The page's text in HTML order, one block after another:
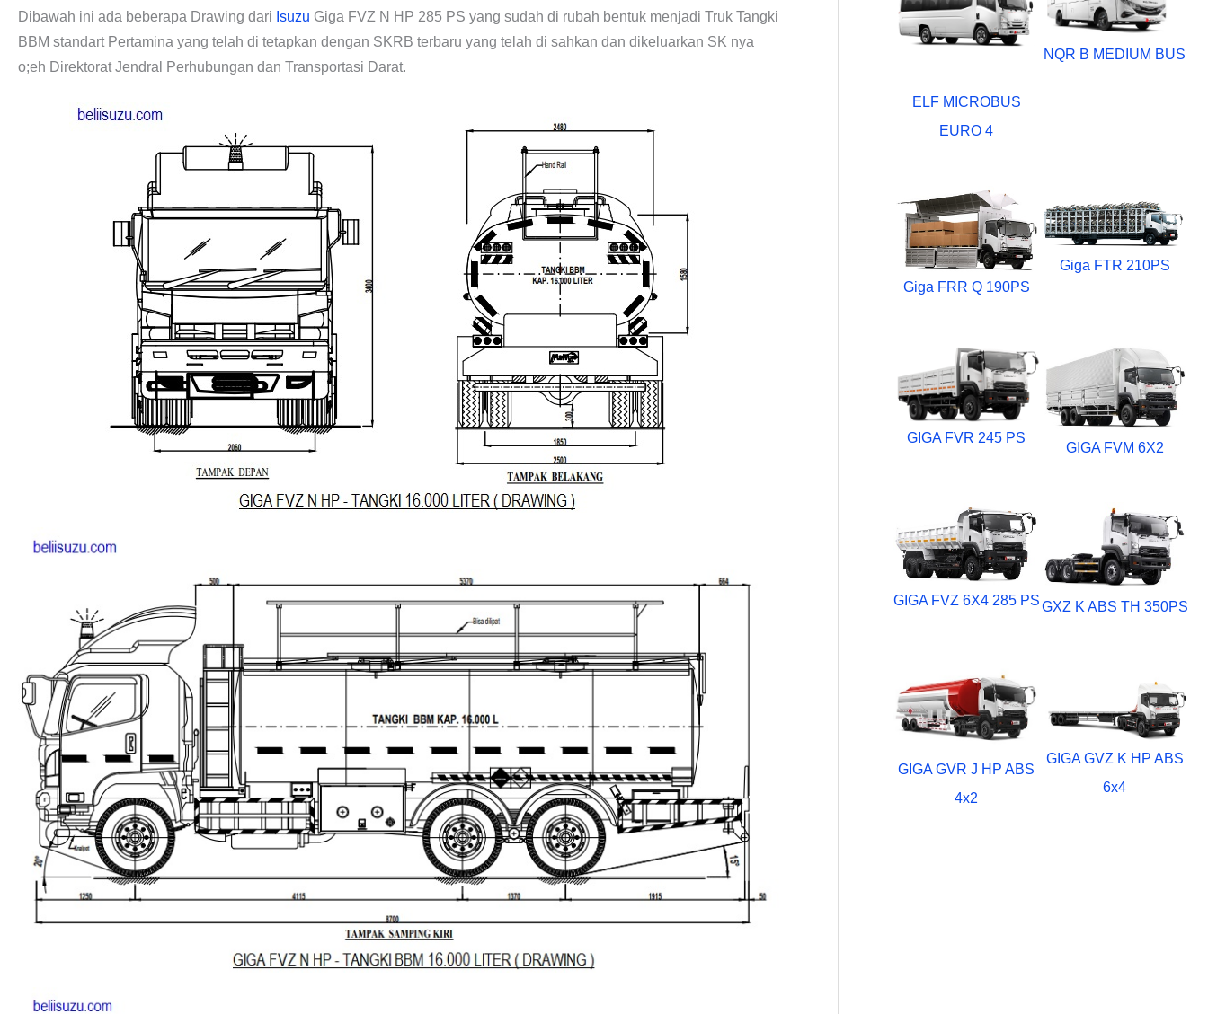
Dibawah ini ada beberapa Drawing dari Isuzu Giga FVZ N HP 285 PS yang sudah di rubah bentuk menjadi Truk Tangki
BBM standart Pertamina yang telah di tetapkan dengan SKRB terbaru yang telah di sahkan dan dikeluarkan SK nya
o;eh Direktorat Jendral Perhubungan dan Transportasi Darat.
ELF MICROBUS
EURO 4
NQR B MEDIUM BUS
Giga FRR Q 190PS
Giga FTR 210PS
GIGA FVR 245 PS
GIGA FVM 6X2
GIGA FVZ 6X4 285 PSGXZ K ABS TH 350PS
GIGA GVR J HP ABS
4x2
GIGA GVZ K HP ABS
6x4